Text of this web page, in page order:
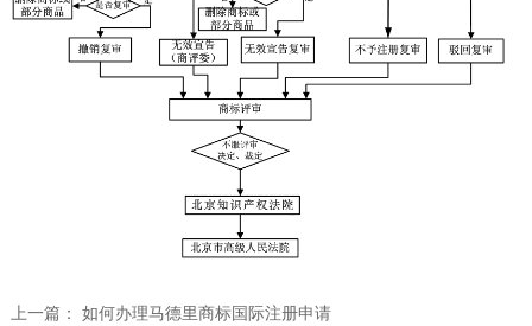
上一篇： 如何办理马德里商标国际注册申请